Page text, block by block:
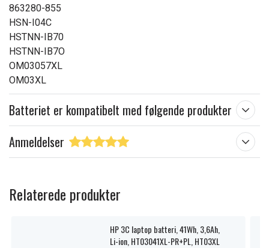
863280-855
HSN-I04C
HSTNN-IB70
HSTNN-IB7O
OM03057XL
OM03XL
Batteriet er kompatibelt med følgende produkter
Anmeldelser
Relaterede produkter
HP 3C laptop batteri, 41Wh, 3,6Ah,
Li-ion, HT03041XL-PR+PL, HT03XL